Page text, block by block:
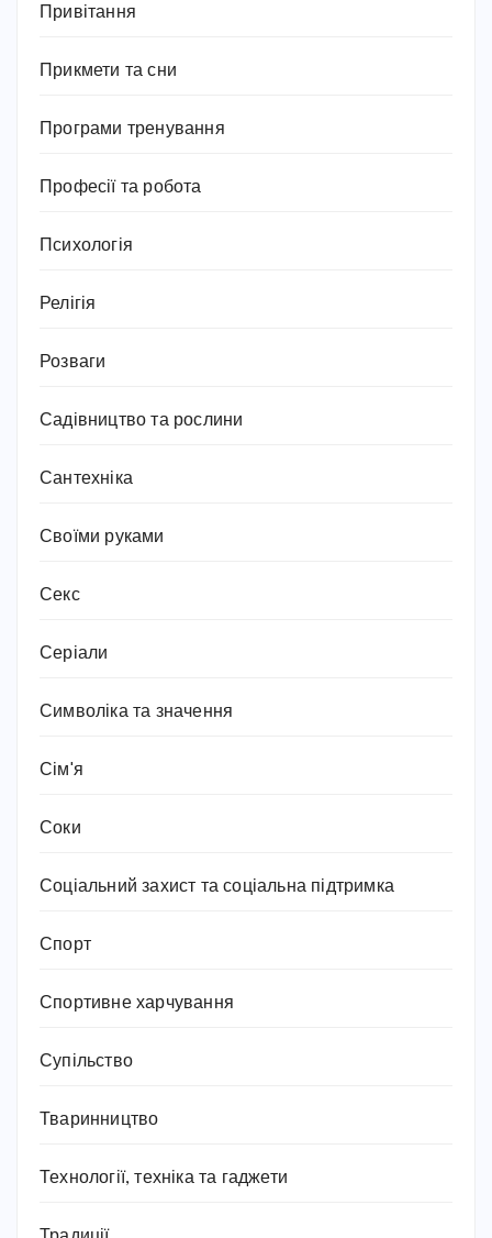
Привітання
Прикмети та сни
Програми тренування
Професії та робота
Психологія
Релігія
Розваги
Садівництво та рослини
Сантехніка
Своїми руками
Секс
Серіали
Символіка та значення
Сім'я
Соки
Соціальний захист та соціальна підтримка
Спорт
Спортивне харчування
Супільство
Тваринництво
Технології, техніка та гаджети